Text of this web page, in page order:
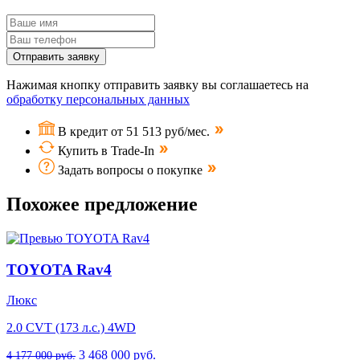
Отправить заявку
Нажимая кнопку отправить заявку вы соглашаетесь на
обработку персональных данных
В кредит от 51 513 руб/мес.
Купить в Trade-In
Задать вопросы о покупке
Похожее предложение
TOYOTA Rav4
Люкс
2.0 CVT (173 л.с.) 4WD
4 177 000 руб. 3 468 000 руб.